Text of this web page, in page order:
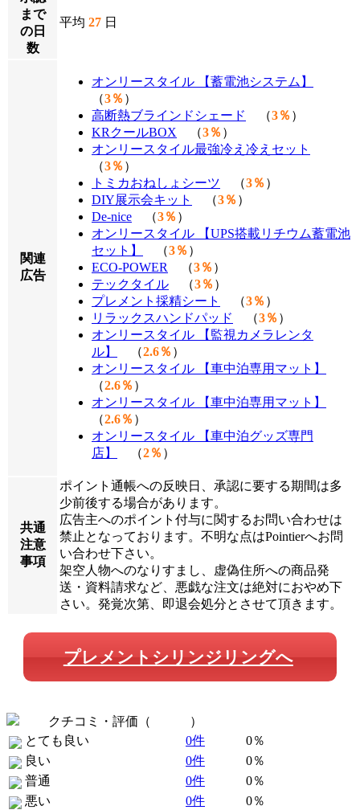
まで
の日
数
平均 27 日
関連
広告
オンリースタイル 【蓄電池システム】
（3％ ）
高断熱ブラインドシェード
（3％ ）
KRクールBOX （3％ ）
オンリースタイル最強冷え冷えセット
（3％ ）
トミカおねしょシーツ （3％ ）
DIY展示会キット
（3％ ）
De-nice （3％ ）
オンリースタイル 【UPS搭載リチウム蓄電池
セット】
（3％ ）
ECO-POWER
（3％ ）
テックタイル （3％ ）
プレメント採精シート
（3％ ）
リラックスハンドパッド
（3％ ）
オンリースタイル 【監視カメラレンタ
ル】
（2.6％ ）
オンリースタイル 【車中泊専用マット】
（2.6％ ）
オンリースタイル 【車中泊専用マット】
（2.6％ ）
オンリースタイル 【車中泊グッズ専門
店】
（2％ ）
共通
注意
事項
ポイント通帳への反映日、承認に要する期間は多
少前後する場合があります。
広告主へのポイント付与に関するお問い合わせは
禁止となっております。不明な点はPointierへお問
い合わせ下さい。
架空人物へのなりすまし、虚偽住所への商品発
送・資料請求など、悪戯な注文は絶対におやめ下
さい。発覚次第、即退会処分とさせて頂きます。
プレメントシリンジリングへ
クチコミ・評価（
）
とても良い
0件
0％
良い
0件
0％
普通
0件
0％
悪い
0件
0％